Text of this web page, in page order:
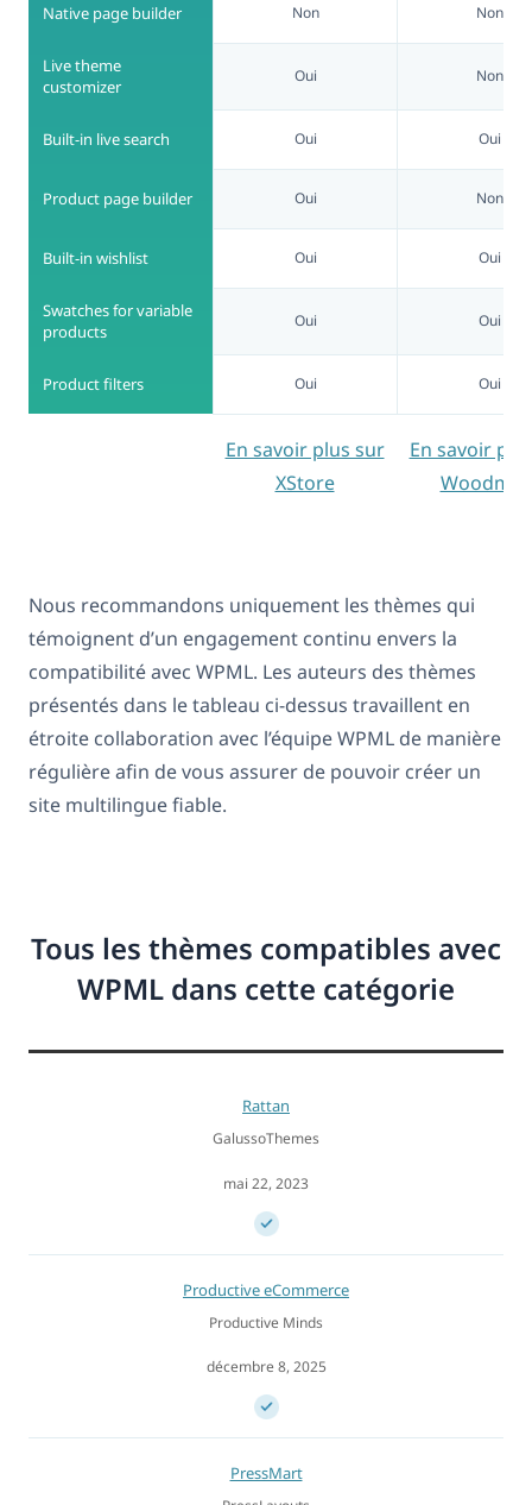
Native page builder Non Non
Live theme
customizer
Oui Non
Built-in live search Oui Oui
Product page builder Oui Non
Built-in wishlist Oui Oui
Swatches for variable
products
Oui Oui
Product filters Oui Oui
En savoir plus sur
XStore
En savoir
Nous recommandons uniquement les thèmes qui
témoignent d’un engagement continu envers la
compatibilité avec WPML. Les auteurs des thèmes
présentés dans le tableau ci-dessus travaillent en
étroite collaboration avec l’équipe WPML de manière
régulière afin de vous assurer de pouvoir créer un
site multilingue fiable.
Tous les thèmes compatibles avec
WPML dans cette catégorie
Rattan
GalussoThemes
mai 22, 2023
Productive eCommerce
Productive Minds
décembre 8, 2025
PressMart